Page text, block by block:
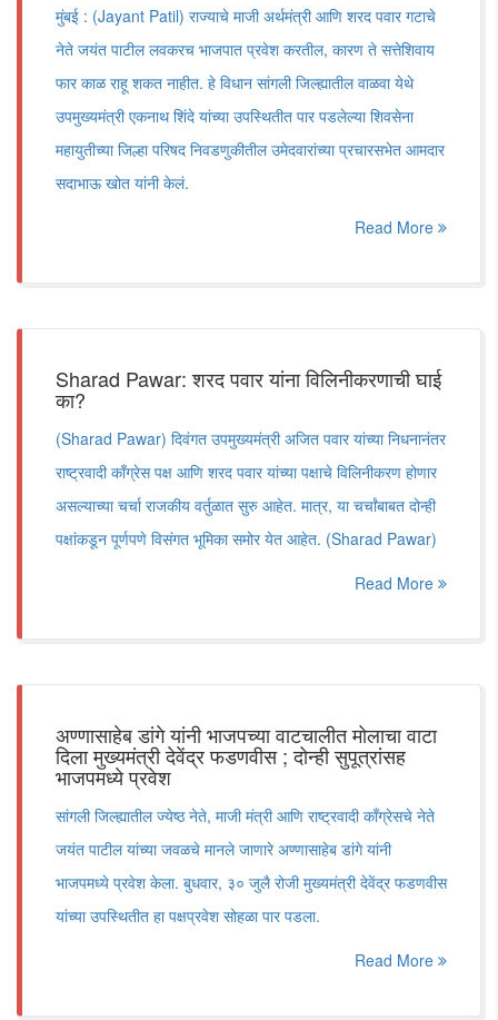
मुंबई : (Jayant Patil) राज्याचे माजी अर्थमंत्री आणि शरद पवार गटाचे
नेते जयंत पाटील लवकरच भाजपात प्रवेश करतील, कारण ते सत्तेशिवाय
फार काळ राहू शकत नाहीत. हे विधान सांगली जिल्ह्यातील वाळवा येथे
उपमुख्यमंत्री एकनाथ शिंदे यांच्या उपस्थितीत पार पडलेल्या शिवसेना
महायुतीच्या जिल्हा परिषद निवडणुकीतील उमेदवारांच्या प्रचारसभेत आमदार
सदाभाऊ खोत यांनी केलं.
Read More
Sharad Pawar: शरद पवार यांना विलिनीकरणाची घाई
का?
(Sharad Pawar) दिवंगत उपमुख्यमंत्री अजित पवार यांच्या निधनानंतर
राष्ट्रवादी काँग्रेस पक्ष आणि शरद पवार यांच्या पक्षाचे विलिनीकरण होणार
असल्याच्या चर्चा राजकीय वर्तुळात सुरु आहेत. मात्र, या चर्चांबाबत दोन्ही
पक्षांकडून पूर्णपणे विसंगत भूमिका समोर येत आहेत. (Sharad Pawar)
Read More
अण्णासाहेब डांगे यांनी भाजपच्या वाटचालीत मोलाचा वाटा
दिला मुख्यमंत्री देवेंद्र फडणवीस ; दोन्ही सुपूत्रांसह
भाजपमध्ये प्रवेश
सांगली जिल्ह्यातील ज्येष्ठ नेते, माजी मंत्री आणि राष्ट्रवादी काँग्रेसचे नेते
जयंत पाटील यांच्या जवळचे मानले जाणारे अण्णासाहेब डांगे यांनी
भाजपमध्ये प्रवेश केला. बुधवार, ३० जुलै रोजी मुख्यमंत्री देवेंद्र फडणवीस
यांच्या उपस्थितीत हा पक्षप्रवेश सोहळा पार पडला.
Read More